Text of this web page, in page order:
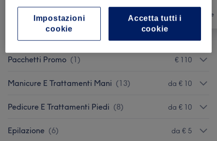
Tutti Depilazione
Pacchetti Promo (1) € 110
Manicure E Trattamenti Mani (13) da € 10
Pedicure E Trattamenti Piedi (8) da € 10
Epilazione (6) da € 5
Accetta tutti i
cookie
Impostazioni
cookie